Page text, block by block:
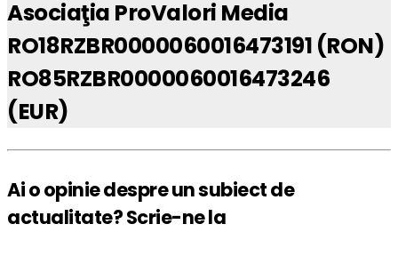
Asociaţia ProValori Media
RO18RZBR0000060016473191 (RON)
RO85RZBR0000060016473246
(EUR)
Ai o opinie despre un subiect de
actualitate? Scrie-ne la